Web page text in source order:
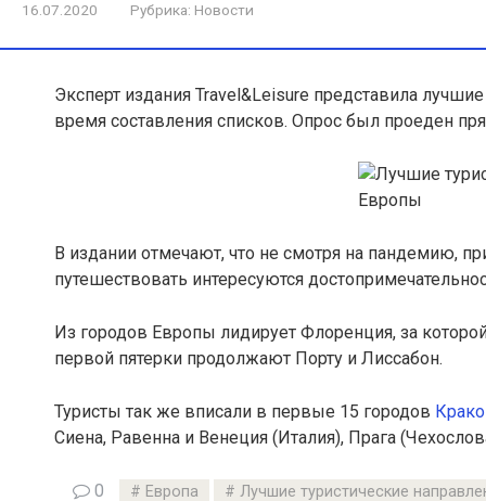
16.07.2020 Рубрика: Новости
Эксперт издания Travel&Leisure представила
время составления списков. Опрос был проеден
В издании отмечают, что не смотря на пандемию,
путешествовать интересуются
Из городов Европы лидирует Флоренция, за
первой пятерки продолжают Порту и Лиссабон.
Туристы так же вписали в первые 15 городов
Сиена, Равенна и Венеция (Италия), Прага
0 Европа
Лучшие туристические